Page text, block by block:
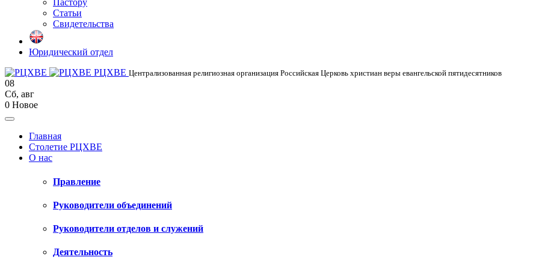
Пастору
Статьи
Свидетельства
Юридический отдел
РЦХВЕ Централизованная религиозная организация Российская Церковь христиан веры евангельской пятидесятников
08
Сб, авг
0 Новое
Главная
Столетие РЦХВЕ
О нас
Правление
Руководители объединений
Руководители отделов и служений
Деятельность